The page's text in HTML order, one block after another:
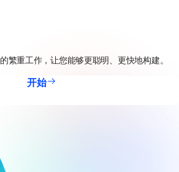
繁重工作，让您能够更聪明、更快地构建。
开始